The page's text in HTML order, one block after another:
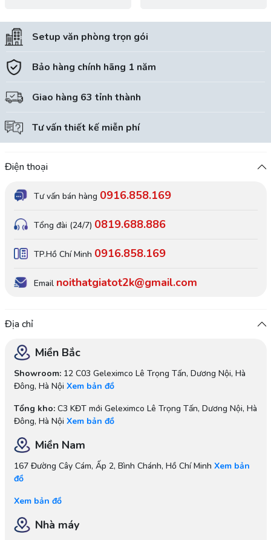
Setup văn phòng trọn gói
Bảo hàng chính hãng 1 năm
Giao hàng 63 tỉnh thành
Tư vấn thiết kế miễn phí
Điện thoại
Tư vấn bán hàng 0916.858.169
Tổng đài (24/7) 0819.688.886
TP.Hồ Chí Minh 0916.858.169
Email noithatgiatot2k@gmail.com
Địa chỉ
Miền Bắc
Showroom:12 C03 Geleximco Lê Trọng Tấn, Dương Nội, Hà
Đông, Hà Nội Xem bản đồ
Tổng kho:C3 KĐT mới Geleximco Lê Trọng Tấn, Dương Nội, Hà
Đông, Hà Nội Xem bản đồ
Miền Nam
167 Đường Cây Cám, Ấp 2, Bình Chánh, Hồ Chí Minh Xem bản
đồ
Xem bản đồ
Nhà máy